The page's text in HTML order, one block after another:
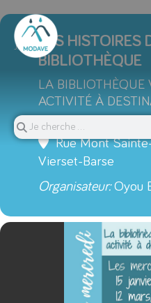
15
JAN
LES HISTOIRES
BIBLIOTHÈQUE
LA BIBLIOTHÈQUE
ACTIVITÉ À
15 h 00 min -
Rue Mont
Vierset-Barse
Organisateur: Oyou